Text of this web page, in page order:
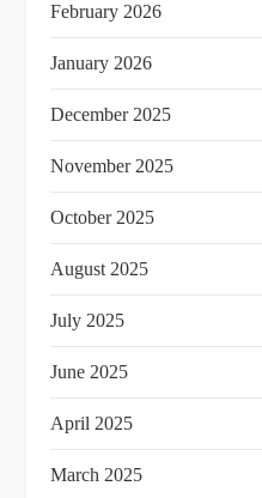
February 2026
January 2026
December 2025
November 2025
October 2025
August 2025
July 2025
June 2025
April 2025
March 2025